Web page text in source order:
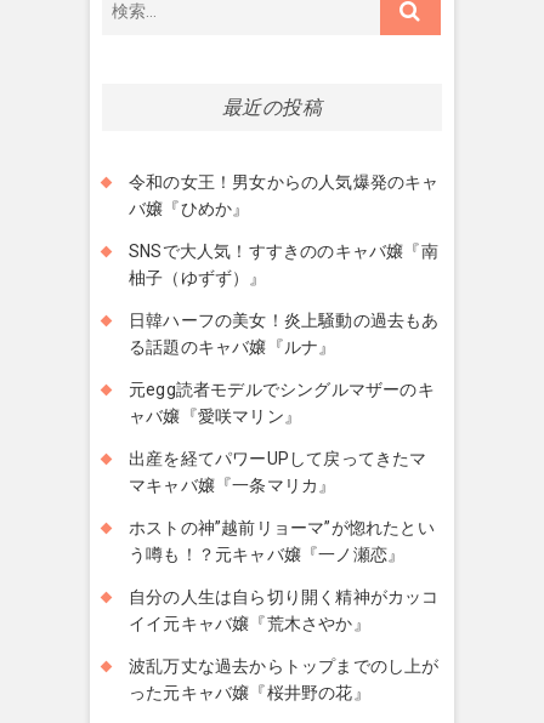
ン
最近の投稿
令和の女王！男女からの人気爆発のキャ
バ嬢『ひめか』
SNSで大人気！すすきののキャバ嬢『南
柚子（ゆずず）』
日韓ハーフの美女！炎上騒動の過去もあ
る話題のキャバ嬢『ルナ』
元egg読者モデルでシングルマザーのキ
ャバ嬢『愛咲マリン』
出産を経てパワーUPして戻ってきたマ
マキャバ嬢『一条マリカ』
ホストの神”越前リョーマ”が惚れたとい
う噂も！？元キャバ嬢『一ノ瀬恋』
自分の人生は自ら切り開く精神がカッコ
イイ元キャバ嬢『荒木さやか』
波乱万丈な過去からトップまでのし上が
った元キャバ嬢『桜井野の花』